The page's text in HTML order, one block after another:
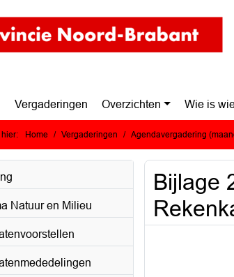
pagina
Vergaderingen Overzichten Wie is
hier: Home Vergaderingen Agendavergadering
Natuur en Milieu
Bijlage